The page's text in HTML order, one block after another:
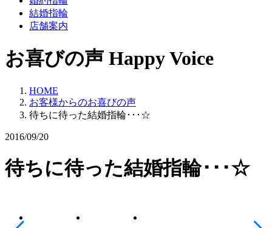
結婚指輪
店舗案内
お喜びの声 Happy Voice
HOME
お客様からのお喜びの声
待ちに待った結婚指輪･･･☆
2016/09/20
待ちに待った結婚指輪･･･☆